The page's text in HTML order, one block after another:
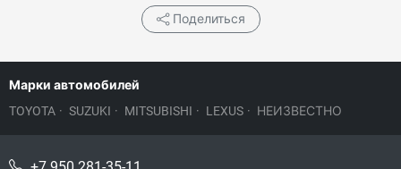
Поделиться
Марки автомобилей
TOYOTA · SUZUKI · MITSUBISHI · LEXUS · НЕИЗВЕСТНО